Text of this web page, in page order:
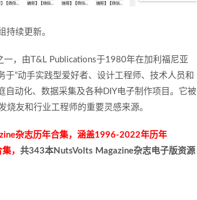
续更新。
一，由T&L Publications于1980年在加利福尼亚
“动手实践型爱好者、设计工程师、技术人员和
自动化、数据采集及各种DIY电子制作项目。它被
烧友和行业工程师的重要灵感来源。
杂志历年合集，涵盖1996-2022年历年
， 共343本NutsVolts Magazine杂志电子版资源